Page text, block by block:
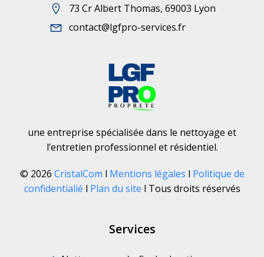
73 Cr Albert Thomas, 69003 Lyon
contact@lgfpro-services.fr
une entreprise spécialisée dans le nettoyage et
l’entretien professionnel et résidentiel.
© 2026 CristalCom l Mentions légales l Politique de
confidentialié l Plan du site l Tous droits réservés
Services